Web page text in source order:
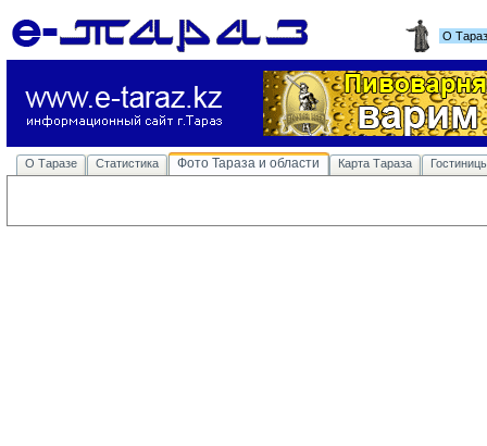
О
О Таразе Статистика Фото Тараза и области Карта Тараза